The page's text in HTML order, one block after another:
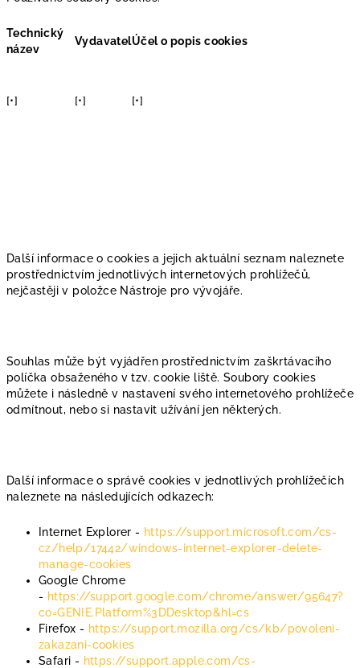
Technický
název
VydavatelÚčel o popis cookies
[•] [•] [•]
Další informace o cookies a jejich aktuální seznam naleznete
prostřednictvím jednotlivých internetových prohlížečů,
nejčastěji v položce Nástroje pro vývojáře.
Souhlas může být vyjádřen prostřednictvím zaškrtávacího
políčka obsaženého v tzv. cookie liště. Soubory cookies
můžete i následně v nastavení svého internetového prohlížeče
odmítnout, nebo si nastavit užívání jen některých.
Další informace o správě cookies v jednotlivých prohlížečích
naleznete na následujících odkazech:
Internet Explorer - https://support.microsoft.com/cs-
cz/help/17442/windows-internet-explorer-delete-
manage-cookies
Google Chrome
- https://support.google.com/chrome/answer/95647?
co=GENIE.Platform%3DDesktop&hl=cs
Firefox - https://support.mozilla.org/cs/kb/povoleni-
zakazani-cookies
Safari - https://support.apple.com/cs-